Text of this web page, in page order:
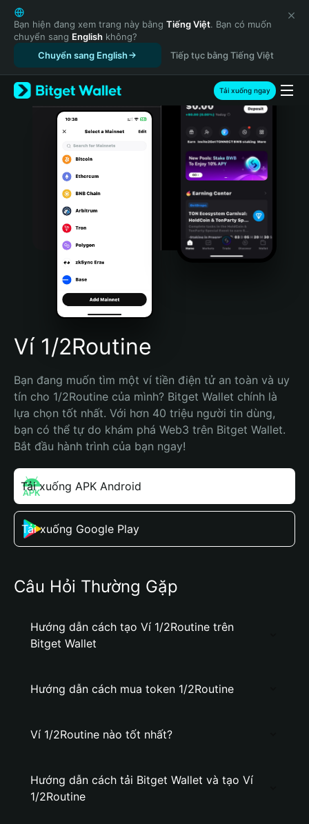
English
日本語
Tiếng Việt
Русский
Español (Latinoamérica)
Türkçe
Italiano
Português (Portugal)
Bahasa Indonesia
Português (Brasil)
Español (Argentina)
Bạn hiện đang xem trang này bằng Tiếng Việt. Bạn có muốn
chuyển sang English không?
Chuyển sang English
Tiếp tục bằng Tiếng Việt
Tải xuống ngay
Ví 1/2Routine
Bạn đang muốn tìm một ví tiền điện tử an toàn và uy
tín cho 1/2Routine của mình? Bitget Wallet chính là
lựa chọn tốt nhất. Với hơn 40 triệu người tin dùng,
bạn có thể tự do khám phá Web3 trên Bitget Wallet.
Bắt đầu hành trình của bạn ngay!
Tải xuống APK Android
Tải xuống Google Play
Câu Hỏi Thường Gặp
Hướng dẫn cách tạo Ví 1/2Routine trên
Bitget Wallet
Hướng dẫn cách mua token 1/2Routine
Ví 1/2Routine nào tốt nhất?
Hướng dẫn cách tải Bitget Wallet và tạo Ví
1/2Routine